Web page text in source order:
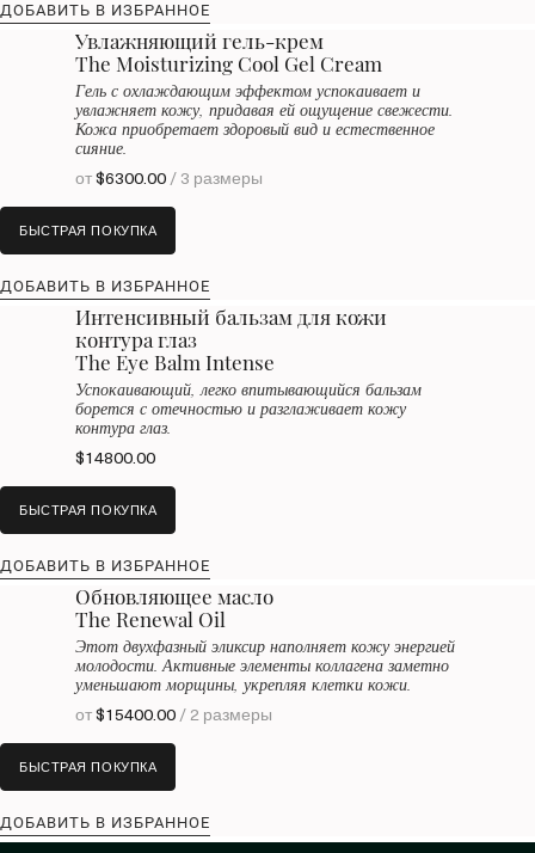
ДОБАВИТЬ В ИЗБРАННОЕ
Увлажняющий гель-крем
The Moisturizing Cool Gel Cream
Гель с охлаждающим эффектом успокаивает и
увлажняет кожу, придавая ей ощущение свежести.
Кожа приобретает здоровый вид и естественное
сияние.
от$6300.00/ 3 размеры
БЫСТРАЯ ПОКУПКА
ДОБАВИТЬ В ИЗБРАННОЕ
Интенсивный бальзам для кожи
контура глаз
The Eye Balm Intense
Успокаивающий, легко впитывающийся бальзам
борется с отечностью и разглаживает кожу
контура глаз.
$14800.00
БЫСТРАЯ ПОКУПКА
ДОБАВИТЬ В ИЗБРАННОЕ
Обновляющее масло
The Renewal Oil
Этот двухфазный эликсир наполняет кожу энергией
молодости. Активные элементы коллагена заметно
уменьшают морщины, укрепляя клетки кожи.
от$15400.00/ 2 размеры
БЫСТРАЯ ПОКУПКА
ДОБАВИТЬ В ИЗБРАННОЕ